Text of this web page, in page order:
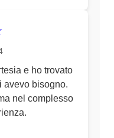
e ho trovato
avevo bisogno.
nel complesso